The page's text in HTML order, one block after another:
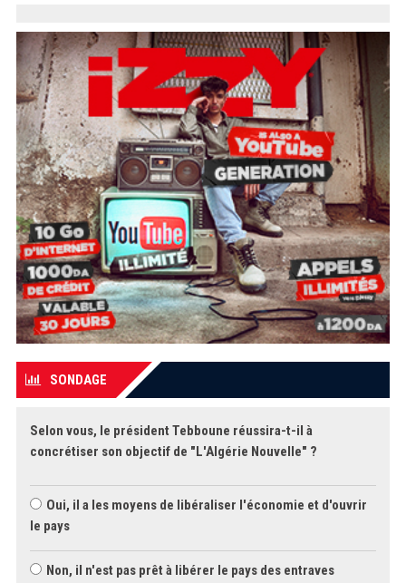
SONDAGE
Selon vous, le président Tebboune réussira-t-il à
concrétiser son objectif de "L'Algérie Nouvelle" ?
Oui, il a les moyens de libéraliser l'économie et d'ouvrir
le pays
Non, il n'est pas prêt à libérer le pays des entraves